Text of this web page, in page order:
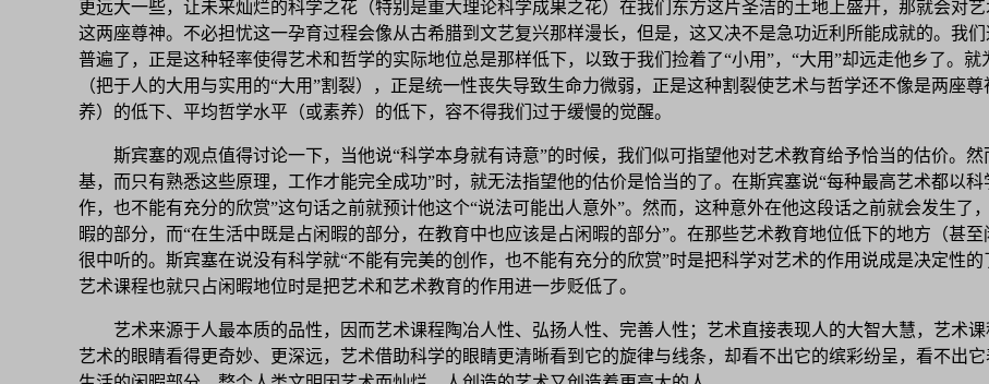
更远大一些，让未来灿烂的科学之花（特别是重大理论科学成果之花）在我们东方这片圣洁的土地上盛开，那就会对
这两座尊神。不必担忧这一孕育过程会像从古希腊到文艺复兴那样漫长，但是，这又决不是急功近利所能成就的。我
普遍了，正是这种轻率使得艺术和哲学的实际地位总是那样低下，以致于我们捡着了“小用”，“大用”却远走他乡了。
（把于人的大用与实用的“大用”割裂），正是统一性丧失导致生命力微弱，正是这种割裂使艺术与哲学还不像是两座
养）的低下、平均哲学水平（或素养）的低下，容不得我们过于缓慢的觉醒。
斯宾塞的观点值得讨论一下，当他说“科学本身就有诗意”的时候，我们似可指望他对艺术教育给予恰当的估价。
基，而只有熟悉这些原理，工作才能完全成功”时，就无法指望他的估价是恰当的了。在斯宾塞说“每种最高艺术都以
作，也不能有充分的欣赏”这句话之前就预计他这个“说法可能出人意外”。然而，这种意外在他这段话之前就会发生了
暇的部分，而“在生活中既是占闲暇的部分，在教育中也应该是占闲暇的部分”。在那些艺术教育地位低下的地方（甚
很中听的。斯宾塞在说没有科学就“不能有完美的创作，也不能有充分的欣赏”时是把科学对艺术的作用说成是决定性的
艺术课程也就只占闲暇地位时是把艺术和艺术教育的作用进一步贬低了。
艺术来源于人最本质的品性，因而艺术课程陶冶人性、弘扬人性、完善人性；艺术直接表现人的大智大慧，艺术
艺术的眼睛看得更奇妙、更深远，艺术借助科学的眼睛更清晰看到它的旋律与线条，却看不出它的缤彩纷呈，看不出